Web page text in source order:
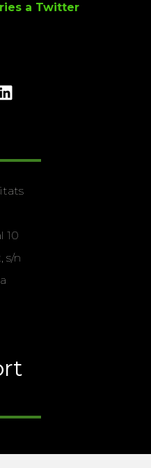
a Twitter
10
s/n